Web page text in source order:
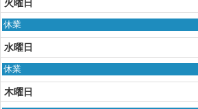
8
月
17th
2026
火曜日
火
日,
8
月
18th
2026
休業
水曜日
水
日,
8
休業
木曜日